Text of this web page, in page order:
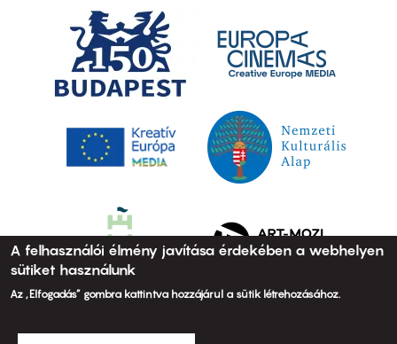
A felhasználói élmény javítása érdekében a webhelyen
sütiket használunk
Az „Elfogadás” gombra kattintva hozzájárul a sütik létrehozásához.